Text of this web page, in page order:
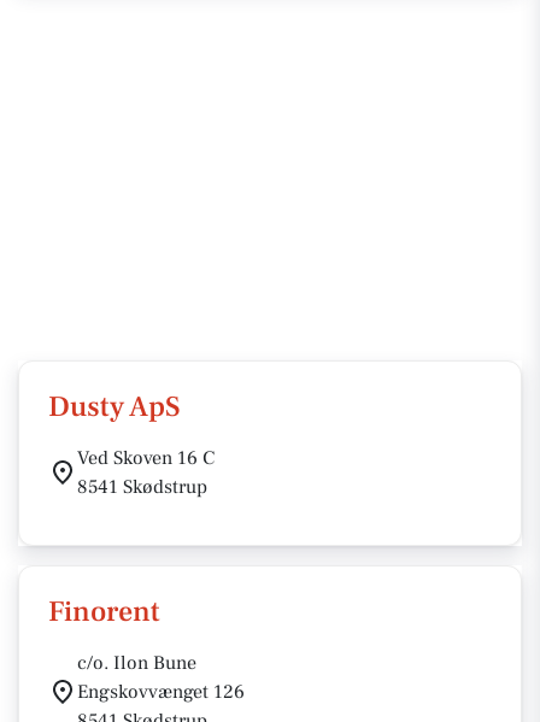
Dusty ApS
Ved Skoven 16 C
8541 Skødstrup
Finorent
c/o. Ilon Bune
Engskovvænget 126